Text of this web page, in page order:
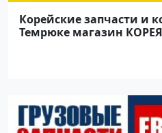
Корейские запчасти и
Темрюке магазин